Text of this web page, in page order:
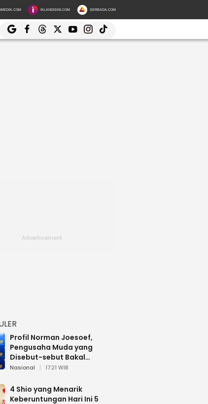
IKLANDISINI.COM SERBADA.COM
Profil Norman Joesoef,
Pengusaha Muda yang
Disebut-sebut Bakal
Dilantik Jadi Wamenhan RI
Nasional 17:21 WIB
4 Shio yang Menarik
Keberuntungan Hari Ini 5